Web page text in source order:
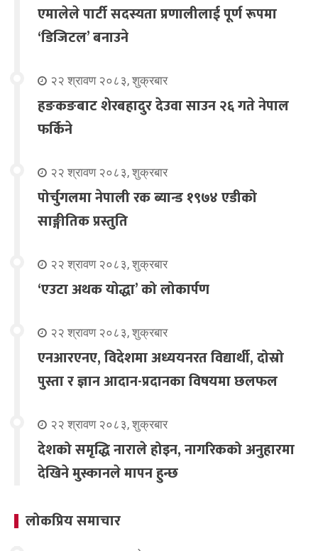
एमालेले पार्टी सदस्यता प्रणालीलाई पूर्ण रूपमा
‘डिजिटल’ बनाउने
२२ श्रावण २०८३, शुक्रबार
हङकङबाट शेरबहादुर देउवा साउन २६ गते नेपाल
फर्किने
२२ श्रावण २०८३, शुक्रबार
पोर्चुगलमा नेपाली रक ब्यान्ड १९७४ एडीको
साङ्गीतिक प्रस्तुति
२२ श्रावण २०८३, शुक्रबार
‘एउटा अथक योद्धा’ को लोकार्पण
२२ श्रावण २०८३, शुक्रबार
एनआरएनए, विदेशमा अध्ययनरत विद्यार्थी, दोस्रो
पुस्ता र ज्ञान आदान-प्रदानका विषयमा छलफल
२२ श्रावण २०८३, शुक्रबार
देशको समृद्धि नाराले होइन, नागरिकको अनुहारमा
देखिने मुस्कानले मापन हुन्छ
लोकप्रिय समाचार